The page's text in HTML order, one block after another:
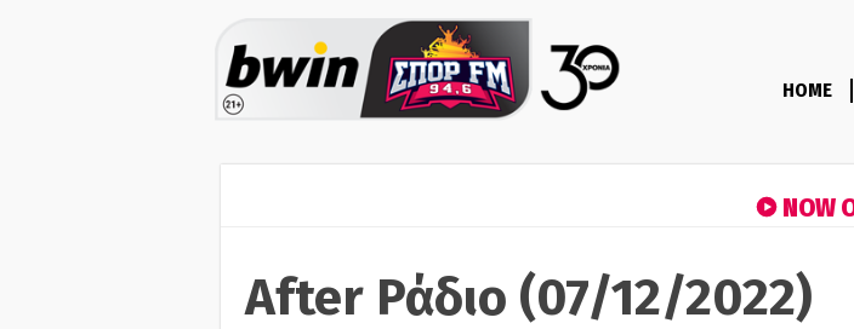
HOME
NOW
After Ράδιο (07/12/2022)